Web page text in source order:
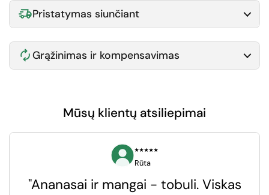
Pristatymas siunčiant
Grąžinimas ir kompensavimas
Mūsų klientų atsiliepimai
⭑⭑⭑⭑⭑
Rūta
"Ananasai ir mangai - tobuli. Viskas